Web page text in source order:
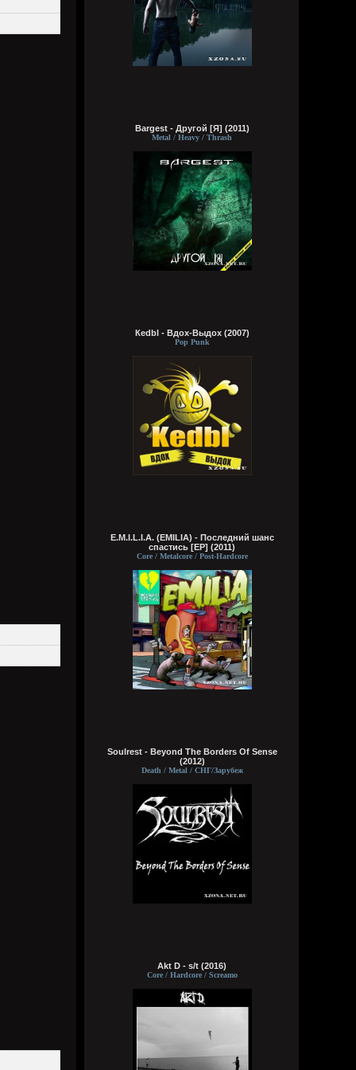
Чистичистичистичистичисти. Вот как
надо чистить
4 августа 2026
Трубоворот
4 августа 2026
бэтман стал марионетом, супермэн
подсел на криптонит; Пахома мучили
Было бы авто, я хотя бы тут на рыбалку,
охоту по грибы ездил. Утки нынче в
каждой луже. Ркжо есть, патроны есть,
удочек, лесок и прочее хуйни тоже дохуя
у меня, закидушек надо бы понаделать,
но это потом, сейчас то хули толку
Wirtuozik
авто путешествовал по стране и
странам снг, но мечтать не вредно
играть на телефоне уже не во что, да и
не то. Буду тянкой бегать анимешной и
всем пизды давать, как и мечтал
Wirtuozik
4 августа 2026
Ой бля. Покажи свой широкий кругозор и
свои интересы) помимо эмодрисни, пива
4 августа 2026
хочу в казахстан
Wirtuozik
4 августа 2026
Иди на хуй, не читай
Кукуня
Wirtuozik
4 августа 2026
Еще день так быстро проходит, только
проснулся и уже вечер, а там и ночь
4 августа 2026
Bargest - Другой [Я] (2011)
Metal / Heavy / Thrash
Кеdbl - Вдох-Выдох (2007)
Pop Punk
E.M.I.L.I.A. (EMILIA) - Последний шанс
спастись [EP] (2011)
Core / Metalcore / Post-Hardcore
Soulrest - Beyond The Borders Of Sense
(2012)
Death / Metal / СНГ/Зарубеж
Akt D - s/t (2016)
Core / Hardcore / Screamo